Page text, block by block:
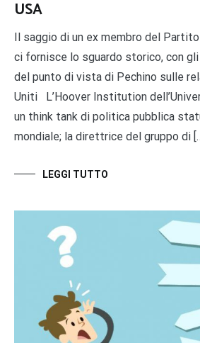
USA
Il saggio di un ex membro del
ci fornisce lo sguardo storico, con gli
del punto di vista di Pechino sulle
Uniti L’Hoover Institution
un think tank di politica pubblica
mondiale; la direttrice del gruppo di
LEGGI TUTTO